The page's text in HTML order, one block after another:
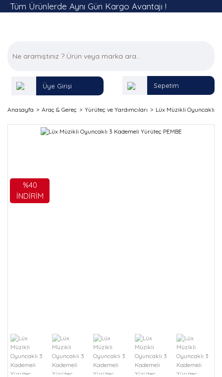
Tüm Ürünlerde Aynı Gün Kargo Avantajı !
Üye Girişi Sepetim
Anasayfa Araç & Gereç Yürüteç ve Yardımcıları Lüx Müzikli Oyuncaklı 3
%40
İNDİRİM